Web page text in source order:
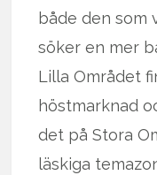
både den som
söker en mer
Lilla Området
höstmarknad
det på Stora
läskiga